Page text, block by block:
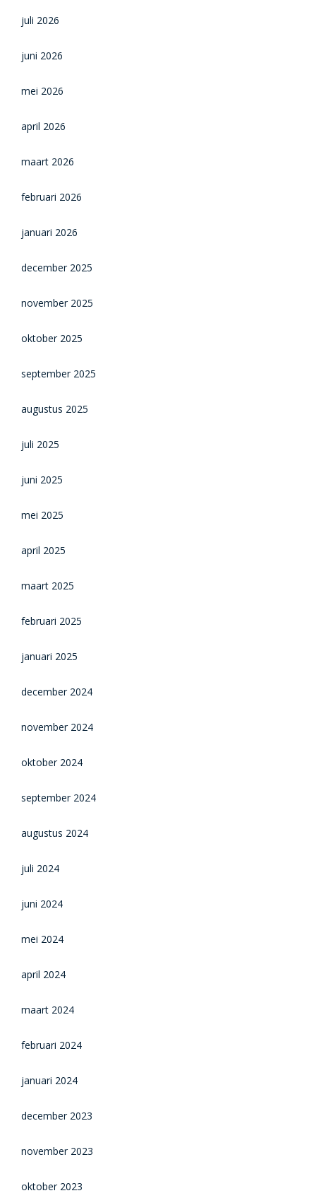
juli 2026
juni 2026
mei 2026
april 2026
maart 2026
februari 2026
januari 2026
december 2025
november 2025
oktober 2025
september 2025
augustus 2025
juli 2025
juni 2025
mei 2025
april 2025
maart 2025
februari 2025
januari 2025
december 2024
november 2024
oktober 2024
september 2024
augustus 2024
juli 2024
juni 2024
mei 2024
april 2024
maart 2024
februari 2024
januari 2024
december 2023
november 2023
oktober 2023